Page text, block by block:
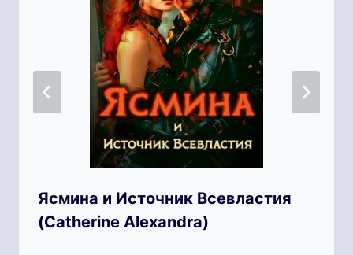
Ясмина и Источник Всевластия
(Catherine Alexandra)